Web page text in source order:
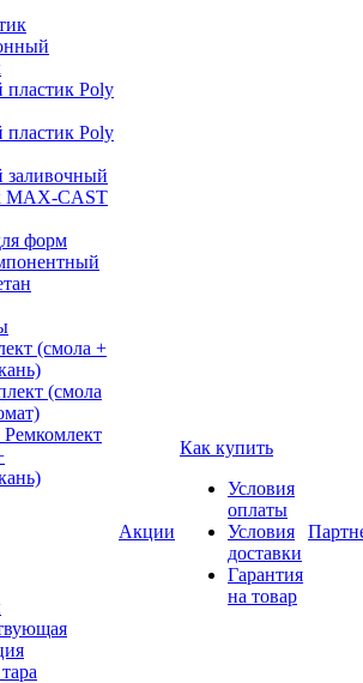
Poly
Poly
MAX-CAST
форм
(смола +
(смола
Акции
Как купить
Условия
оплаты
Условия
доставки
Гарантия
на товар